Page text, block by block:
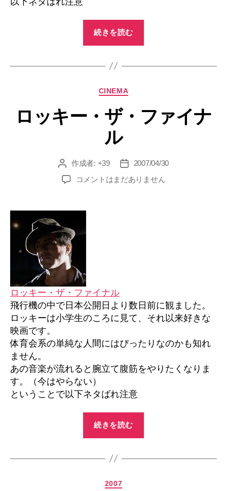
続きを読む
カ
ゴ
リ
ー
CINEMA
ロッキー・ザ・ファイナ
ル
投
稿
者
作成者: +39
投
稿
日
2007/04/30
ロ
ー・
フ
ナ
ル
へ
の
コメントはまだありません
ロッキー・ザ・ファイナル
飛行機の中で日本公開日より数日前に観ました。
ロッキーは小学生のころに見て、それ以来好きな
映画です。
体育会系の単純な人間にはぴったりなのかも知れ
ません。
あの音楽が流れると腕立て腹筋をやりたくなりま
す。（今はやらない）
ということで以下ネタばれ注意
続きを読む
ー・
カ
2007